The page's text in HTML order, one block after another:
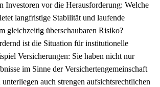
Investoren vor die Herausforderung: Welche
langfristige Stabilität und laufende
gleichzeitig überschaubaren Risiko?
ist die Situation für institutionelle
Versicherungen: Sie haben nicht nur
im Sinne der Versichertengemeinschaft
auch strengen aufsichtsrechtlichen